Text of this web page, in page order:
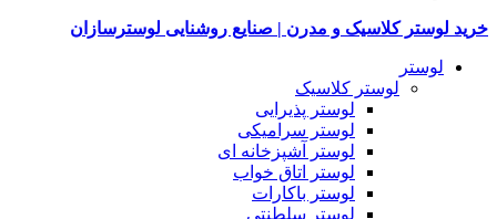
خرید لوستر کلاسیک و مدرن | صنایع روشنایی لوسترسازان
لوستر
لوستر کلاسیک
لوستر پذیرایی
لوستر سرامیکی
لوستر آشپزخانه ای
لوستر اتاق خواب
لوستر باکارات
لوستر سلطنتی